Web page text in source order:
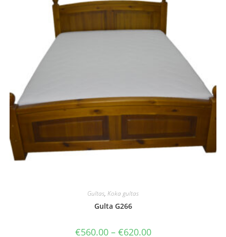
Gultas, Koka gultas
Gulta G266
€560.00 – €620.00Price